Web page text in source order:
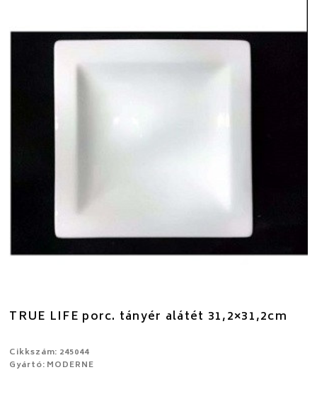
TRUE LIFE porc. tányér alátét 31,2×31,2cm
Cikkszám: 245044
Gyártó: MODERNE